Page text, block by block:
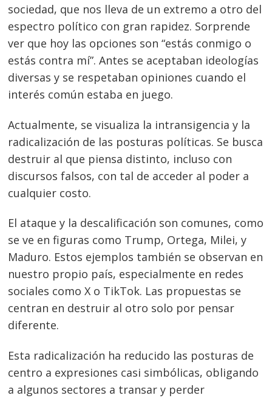
sociedad, que nos lleva de un extremo a otro del
espectro político con gran rapidez. Sorprende
ver que hoy las opciones son “estás conmigo o
estás contra mí”. Antes se aceptaban ideologías
diversas y se respetaban opiniones cuando el
interés común estaba en juego.
Actualmente, se visualiza la intransigencia y la
radicalización de las posturas políticas. Se busca
destruir al que piensa distinto, incluso con
discursos falsos, con tal de acceder al poder a
cualquier costo.
El ataque y la descalificación son comunes, como
se ve en figuras como Trump, Ortega, Milei, y
Maduro. Estos ejemplos también se observan en
nuestro propio país, especialmente en redes
sociales como X o TikTok. Las propuestas se
centran en destruir al otro solo por pensar
diferente.
Esta radicalización ha reducido las posturas de
centro a expresiones casi simbólicas, obligando
a algunos sectores a transar y perder